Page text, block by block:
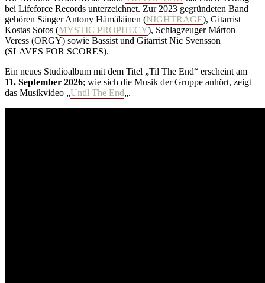
bei Lifeforce Records unterzeichnet. Zur 2023 gegründeten Band
gehören Sänger Antony Hämäläinen (NIGHTRAGE), Gitarrist
Kostas Sotos (MYSTIC PROPHECY), Schlagzeuger Márton
Veress (ORGY) sowie Bassist und Gitarrist Nic Svensson
(SLAVES FOR SCORES).
Ein neues Studioalbum mit dem Titel „Til The End“ erscheint am
11. September 2026; wie sich die Musik der Gruppe anhört, zeigt
das Musikvideo „Until The End„.